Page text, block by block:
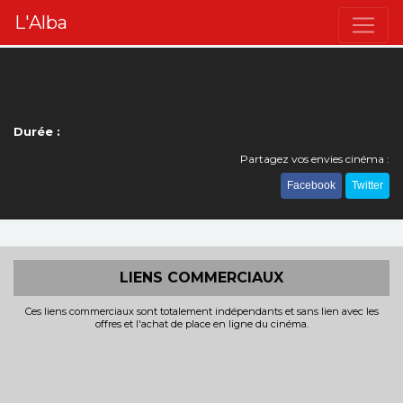
L'Alba
Durée :
Partagez vos envies cinéma :
Facebook Twitter
LIENS COMMERCIAUX
Ces liens commerciaux sont totalement indépendants et sans lien avec les
offres et l'achat de place en ligne du cinéma.